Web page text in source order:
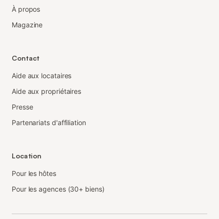
À propos
Magazine
Contact
Aide aux locataires
Aide aux propriétaires
Presse
Partenariats d'affiliation
Location
Pour les hôtes
Pour les agences (30+ biens)